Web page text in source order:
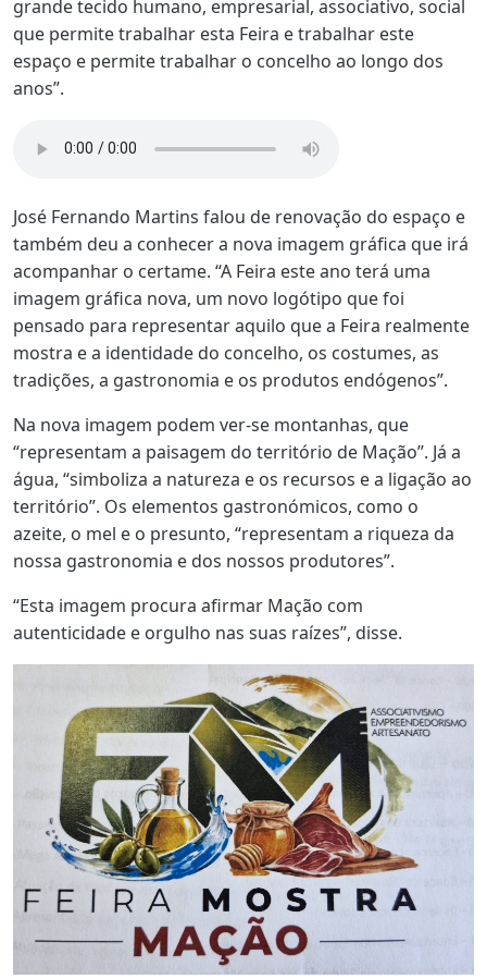
grande tecido humano, empresarial, associativo, social
que permite trabalhar esta Feira e trabalhar este
espaço e permite trabalhar o concelho ao longo dos
anos”.
José Fernando Martins falou de renovação do espaço e
também deu a conhecer a nova imagem gráfica que irá
acompanhar o certame. “A Feira este ano terá uma
imagem gráfica nova, um novo logótipo que foi
pensado para representar aquilo que a Feira realmente
mostra e a identidade do concelho, os costumes, as
tradições, a gastronomia e os produtos endógenos”.
Na nova imagem podem ver-se montanhas, que
“representam a paisagem do território de Mação”. Já a
água, “simboliza a natureza e os recursos e a ligação ao
território”. Os elementos gastronómicos, como o
azeite, o mel e o presunto, “representam a riqueza da
nossa gastronomia e dos nossos produtores”.
“Esta imagem procura afirmar Mação com
autenticidade e orgulho nas suas raízes”, disse.